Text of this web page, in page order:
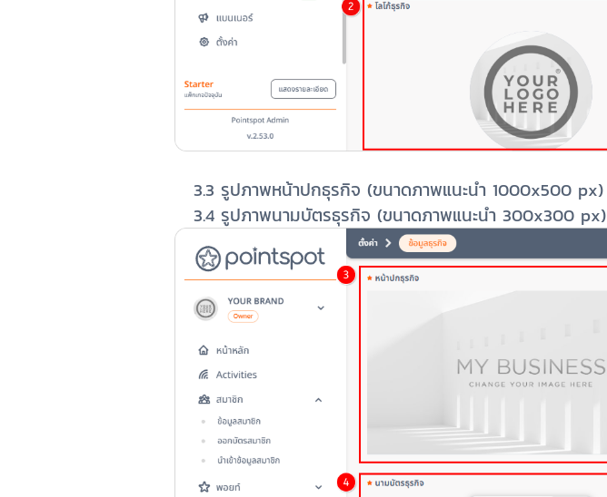
3.3 รูปภาพหน้าปกธุรกิจ (ขนาดภาพแนะนำ 1000x500 px)
3.4 รูปภาพนามบัตรธุรกิจ (ขนาดภาพแนะนำ 300x300 px)